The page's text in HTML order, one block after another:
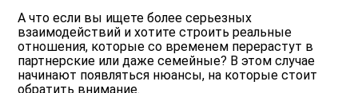
А что если вы ищете более серьезных
взаимодействий и хотите строить реальные
отношения, которые со временем перерастут в
партнерские или даже семейные? В этом случае
начинают появляться нюансы, на которые стоит
обратить внимание.